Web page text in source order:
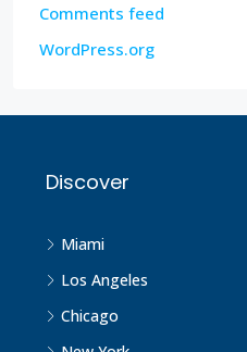
Comments feed
WordPress.org
Discover
Miami
Los Angeles
Chicago